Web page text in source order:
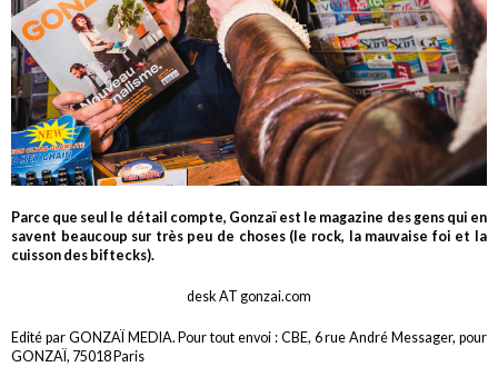
Parce que seul le détail compte, Gonzaï est le magazine des gens qui en
savent beaucoup sur très peu de choses (le rock, la mauvaise foi et la
cuisson des biftecks).
desk AT gonzai.com
Edité par GONZAÏ MEDIA. Pour tout envoi : CBE, 6 rue André Messager, pour
GONZAÏ, 75018 Paris